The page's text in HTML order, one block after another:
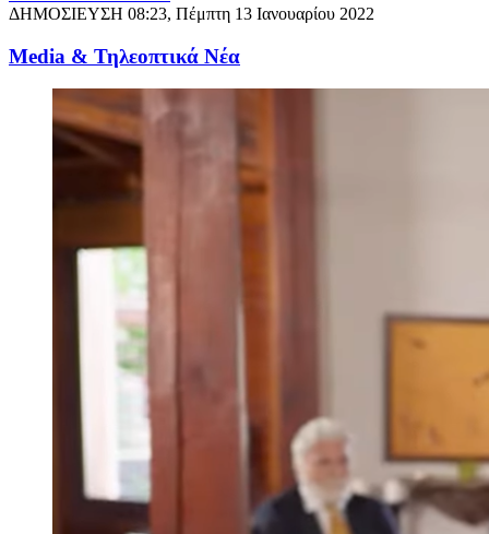
ΔΗΜΟΣΙΕΥΣΗ 08:23, Πέμπτη 13 Ιανουαρίου 2022
Media & Τηλεοπτικά Νέα